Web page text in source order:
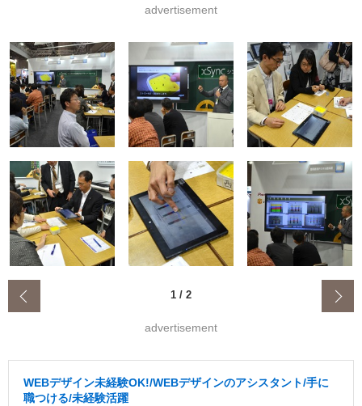
advertisement
1 / 2
advertisement
WEBデザイン未経験OK!/WEBデザインのアシスタント/手に
職つける/未経験活躍